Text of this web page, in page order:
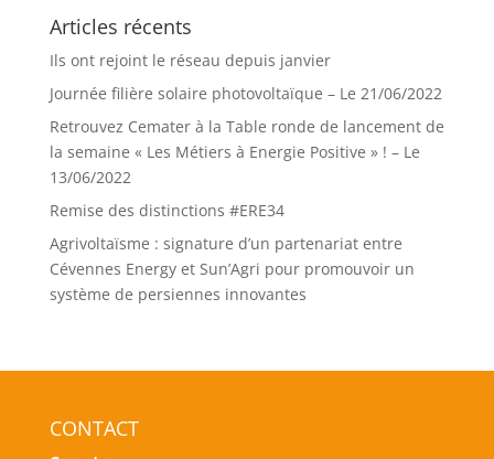
Articles récents
Ils ont rejoint le réseau depuis janvier
Journée filière solaire photovoltaïque – Le 21/06/2022
Retrouvez Cemater à la Table ronde de lancement de
la semaine « Les Métiers à Energie Positive » ! – Le
13/06/2022
Remise des distinctions #ERE34
Agrivoltaïsme : signature d’un partenariat entre
Cévennes Energy et Sun’Agri pour promouvoir un
système de persiennes innovantes
CONTACT